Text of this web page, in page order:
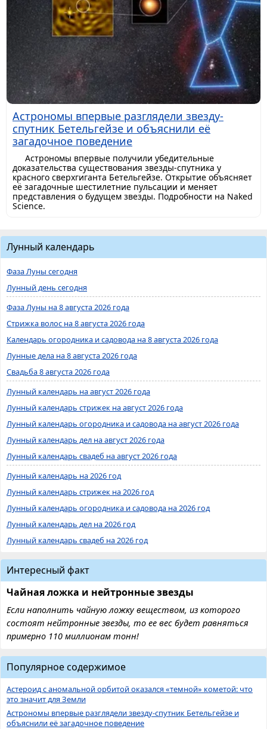
Астрономы впервые разглядели звезду-
спутник Бетельгейзе и объяснили её
загадочное поведение
Астрономы впервые получили убедительные
доказательства существования звезды-спутника у
красного сверхгиганта Бетельгейзе. Открытие объясняет
её загадочные шестилетние пульсации и меняет
представления о будущем звезды. Подробности на Naked
Science.
Лунный календарь
Фаза Луны сегодня
Лунный день сегодня
Фаза Луны на 8 августа 2026 года
Стрижка волос на 8 августа 2026 года
Календарь огородника и садовода на 8 августа 2026 года
Лунные дела на 8 августа 2026 года
Свадьба 8 августа 2026 года
Лунный календарь на август 2026 года
Лунный календарь стрижек на август 2026 года
Лунный календарь огородника и садовода на август 2026 года
Лунный календарь дел на август 2026 года
Лунный календарь свадеб на август 2026 года
Лунный календарь на 2026 год
Лунный календарь стрижек на 2026 год
Лунный календарь огородника и садовода на 2026 год
Лунный календарь дел на 2026 год
Лунный календарь свадеб на 2026 год
Интересный факт
Чайная ложка и нейтронные звезды
Если наполнить чайную ложку веществом, из которого
состоят нейтронные звезды, то ее вес будет равняться
примерно 110 миллионам тонн!
Популярное содержимое
Астероид с аномальной орбитой оказался «темной» кометой: что
это значит для Земли
Астрономы впервые разглядели звезду-спутник Бетельгейзе и
объяснили её загадочное поведение